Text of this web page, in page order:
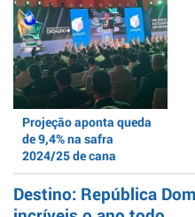
Projeção aponta queda
de 9,4% na safra
2024/25 de cana
Destino: República